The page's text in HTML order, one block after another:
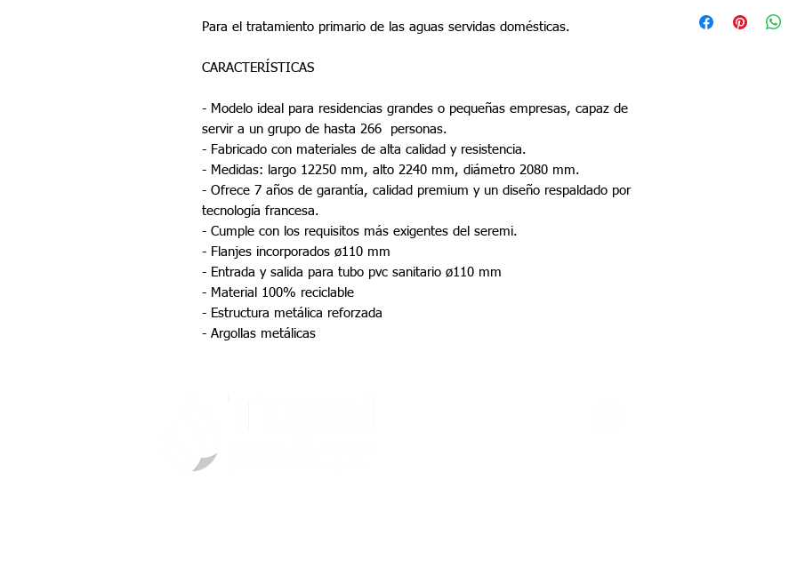
Para el tratamiento primario de las aguas servidas domésticas.
CARACTERÍSTICAS
- Modelo ideal para residencias grandes o pequeñas empresas, capaz de
servir a un grupo de hasta 266 personas.
- Fabricado con materiales de alta calidad y resistencia.
- Medidas: largo 12250 mm, alto 2240 mm, diámetro 2080 mm.
- Ofrece 7 años de garantía, calidad premium y un diseño respaldado por
tecnología francesa.
- Cumple con los requisitos más exigentes del seremi.
- Flanjes incorporados ø110 mm
- Entrada y salida para tubo pvc sanitario ø110 mm
- Material 100% reciclable
- Estructura metálica reforzada
- Argollas metálicas